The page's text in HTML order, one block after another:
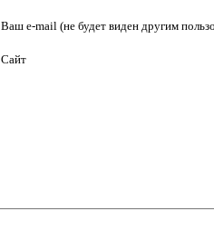
Ваш e-mail (не будет виден другим
Сайт